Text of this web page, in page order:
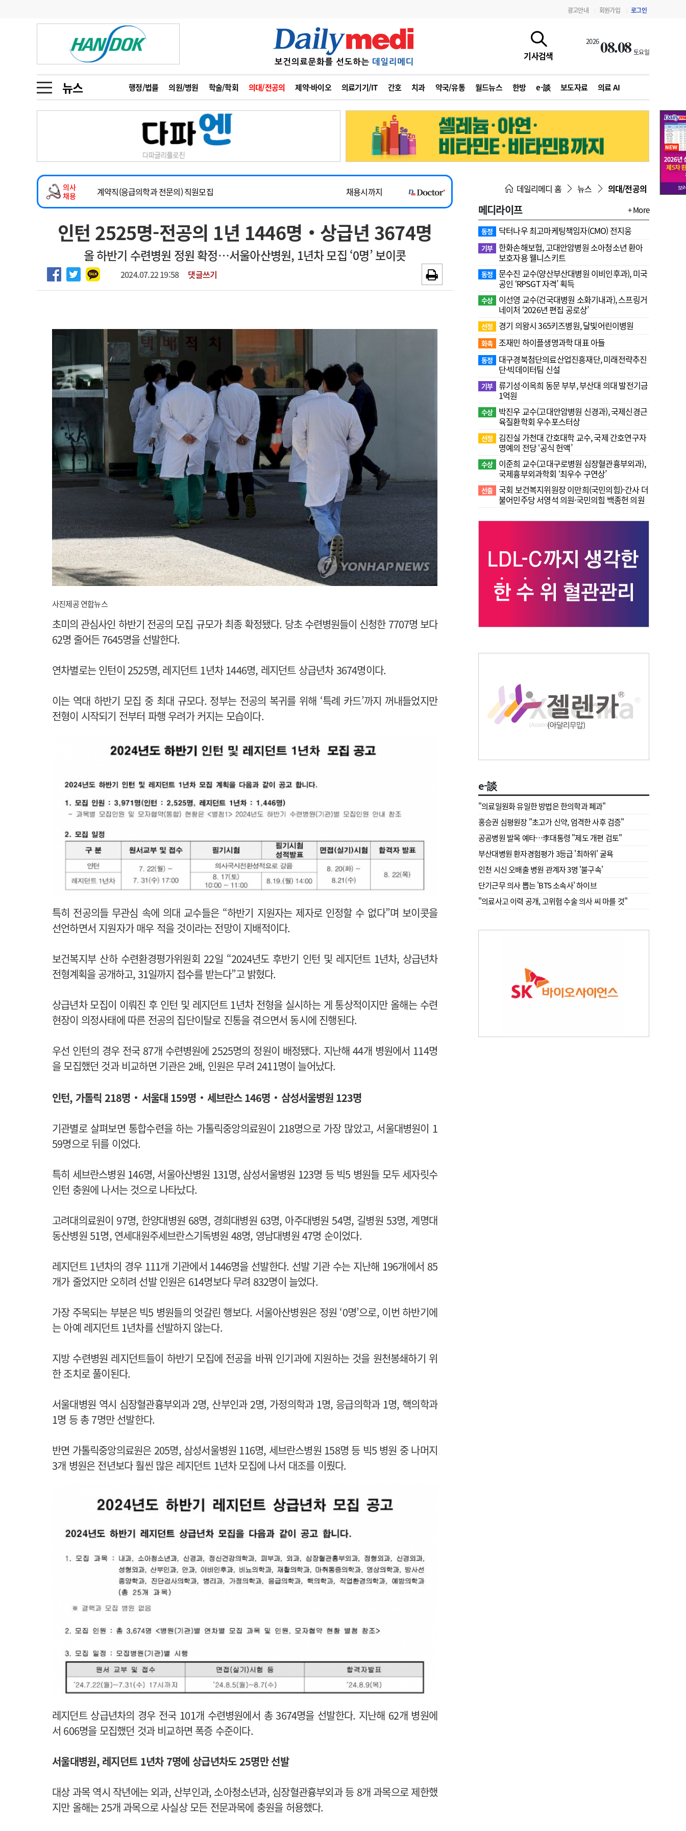
광고안내 회원가입 로그인
기사검색
202608.08 토요일
뉴스 행정/법률 의원/병원 학술/학회 의대/전공의 제약·바이오 의료기기/IT 간호 치과 약국/유통 월드뉴스 한방 e-談 보도자료 의료 AI
금주의 검색어
1
의사인력 수급 추계
2
성분명 처방
3
AI의료
4
전공의 모집 결과
6
관리급여 실시
지필공 지원책
수련환경 개선
의과대학 입시
인사 사고
오피니언 수첩
인물 초대석 피플
동영상뉴스
포토뉴스
메디 Hospital 지역병원 중소병원
인포메이션 행정처분 판례 정책/통계 공시 지침·기준·평가 약제급여 심사 결과
고객센터 회사소개 법적고지 광고안내
의사
채용
2026년 하반기 인턴 모집
~2026-08-31
마취통증의학과 임기제 임상의사 채용
채용시까지
계약직(응급의학과 전문의) 직원모집
채용시까지
하반기 전공의(레지던트1년차) 모집
~2026-08-15
2026년 하반기 인턴 모집
~2026-08-31
마취통증의학과 임기제 임상의사 채용
채용시까지
인턴 2525명-전공의 1년 1446명‧상급년 3674명
올 하반기 수련병원 정원 확정…서울아산병원, 1년차 모집 ‘0명’ 보이콧
2024.07.22 19:58 댓글쓰기
사진제공 연합뉴스
초미의 관심사인 하반기 전공의 모집 규모가 최종 확정됐다. 당초 수련병원들이 신청한 7707명 보다
62명 줄어든 7645명을 선발한다.
연차별로는 인턴이 2525명, 레지던트 1년차 1446명, 레지던트 상급년차 3674명이다.
이는 역대 하반기 모집 중 최대 규모다. 정부는 전공의 복귀를 위해 ‘특례 카드’까지 꺼내들었지만
전형이 시작되기 전부터 파행 우려가 커지는 모습이다.
특히 전공의들 무관심 속에 의대 교수들은 “하반기 지원자는 제자로 인정할 수 없다”며 보이콧을
선언하면서 지원자가 매우 적을 것이라는 전망이 지배적이다.
보건복지부 산하 수련환경평가위원회 22일 “2024년도 후반기 인턴 및 레지던트 1년차, 상급년차
전형계획을 공개하고, 31일까지 접수를 받는다”고 밝혔다.
상급년차 모집이 이뤄진 후 인턴 및 레지던트 1년차 전형을 실시하는 게 통상적이지만 올해는 수련
현장이 의정사태에 따른 전공의 집단이탈로 진통을 겪으면서 동시에 진행된다.
우선 인턴의 경우 전국 87개 수련병원에 2525명의 정원이 배정됐다. 지난해 44개 병원에서 114명
을 모집했던 것과 비교하면 기관은 2배, 인원은 무려 2411명이 늘어났다.
인턴, 가톨릭 218명 ‧ 서울대 159명‧ 세브란스 146명‧삼성서울병원 123명
기관별로 살펴보면 통합수련을 하는 가톨릭중앙의료원이 218명으로 가장 많았고, 서울대병원이 1
59명으로 뒤를 이었다.
특히 세브란스병원 146명, 서울아산병원 131명, 삼성서울병원 123명 등 빅5 병원들 모두 세자릿수
인턴 충원에 나서는 것으로 나타났다.
고려대의료원이 97명, 한양대병원 68명, 경희대병원 63명, 아주대병원 54명, 길병원 53명, 계명대
동산병원 51명, 연세대원주세브란스기독병원 48명, 영남대병원 47명 순이었다.
레지던트 1년차의 경우 111개 기관에서 1446명을 선발한다. 선발 기관 수는 지난해 196개에서 85
개가 줄었지만 오히려 선발 인원은 614명보다 무려 832명이 늘었다.
가장 주목되는 부분은 빅5 병원들의 엇갈린 행보다. 서울아산병원은 정원 ‘0명’으로, 이번 하반기에
는 아예 레지던트 1년차를 선발하지 않는다.
지방 수련병원 레지던트들이 하반기 모집에 전공을 바꿔 인기과에 지원하는 것을 원천봉쇄하기 위
한 조치로 풀이된다.
서울대병원 역시 심장혈관흉부외과 2명, 산부인과 2명, 가정의학과 1명, 응급의학과 1명, 핵의학과
1명 등 총 7명만 선발한다.
반면 가톨릭중앙의료원은 205명, 삼성서울병원 116명, 세브란스병원 158명 등 빅5 병원 중 나머지
3개 병원은 전년보다 훨씬 많은 레지던트 1년차 모집에 나서 대조를 이뤘다.
레지던트 상급년차의 경우 전국 101개 수련병원에서 총 3674명을 선발한다. 지난해 62개 병원에
서 606명을 모집했던 것과 비교하면 폭증 수준이다.
서울대병원, 레지던트 1년차 7명에 상급년차도 25명만 선발
대상 과목 역시 작년에는 외과, 산부인과, 소아청소년과, 심장혈관흉부외과 등 8개 과목으로 제한했
지만 올해는 25개 과목으로 사실상 모든 전문과목에 충원을 허용했다.
데일리메디 홈 뉴스 의대/전공의
메디라이프 + More
동정 닥터나우 최고마케팅책임자(CMO) 전지웅
기부 한화손해보험, 고대안암병원 소아청소년 환아
보호자용 웰니스키트
동정
문수진 교수( 양산부산대병원 이비인후과), 미국
공인 ‘RPSGT 자격’ 획득
수상
이선영 교수(건국대병원 소화기내과), 스프링거
네이처 ‘2026년 편집 공로상’
선정 경기 의왕시 365키즈병원, 달빛어린이병원
화촉 조재민 하이플생명과학 대표 아들
동정
대구경북첨단의료산업진흥재단, 미래전략추진
단·빅데이터팀 신설
기부 류기성·이옥희 동문 부부, 부산대 의대 발전기금
1억원
수상
박진우 교수(고대안암병원 신경과), 국제신경근
육질환학회 우수포스터상
선정
김진실 가천대 간호대학 교수, 국제 간호연구자
명예의 전당 ‘공식 헌액’
수상
이준희 교수(고대구로병원 심장혈관흉부외과),
국제흉부외과학회 ‘최우수 구연상’
선출 국회 보건복지위원장 이만희(국민의힘)-간사 더
불어민주당 서영석 의원·국민의힘 백종헌 의원
e-談
"의료일원화 유일한 방법은 한의학과 폐과"
홍승권 심평원장 " 초고가 신약, 엄격한 사후 검증"
공공병원 발목 예타…李대통령 "제도 개편 검토"
부산대병원 환자경험평가 3등급 '최하위' 굴욕
인천 시신 오배출 병원 관계자 3명 '불구속'
단기근무 의사 뽑는 'BTS 소속사' 하이브
"의료사고 이력 공개, 고위험 수술 의사 씨 마를 것"